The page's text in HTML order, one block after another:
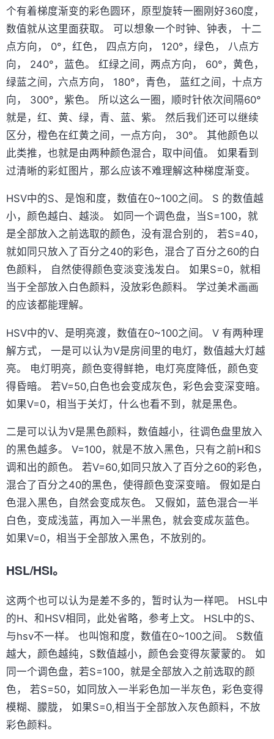
个有着梯度渐变的彩色圆环，原型旋转一圈刚好360度，
数值就从这里面获取。 可以想象一个时钟、钟表， 十二
点方向， 0°，红色， 四点方向， 120°，绿色， 八点方
向， 240°，蓝色。 红绿之间，两点方向， 60°，黄色，
绿蓝之间，六点方向， 180°，青色， 蓝红之间，十点方
向， 300°，紫色。 所以这么一圈，顺时针依次间隔60°
就是，红、黄、绿，青、蓝、紫。 然后我们还可以继续
区分，橙色在红黄之间，一点方向， 30°。 其他颜色以
此类推，也就是由两种颜色混合，取中间值。 如果看到
过清晰的彩虹图片，那么应该不难理解这种梯度渐变。
HSV中的S、是饱和度，数值在0~100之间。 S 的数值越
小，颜色越白、越淡。 如同一个调色盘，当S=100，就
是全部放入之前选取的颜色，没有混合别的， 若S=40，
就如同只放入了百分之40的彩色，混合了百分之60的白
色颜料， 自然使得颜色变淡变浅发白。 如果S=0，就相
当于全部放入白色颜料，没放彩色颜料。 学过美术画画
的应该都能理解。
HSV中的V、是明亮渡，数值在0~100之间。 V 有两种理
解方式， 一是可以认为V是房间里的电灯，数值越大灯越
亮。 电灯明亮，颜色变得鲜艳，电灯亮度降低，颜色变
得昏暗。 若V=50,白色也会变成灰色，彩色会变深变暗。
如果V=0，相当于关灯，什么也看不到，就是黑色。
二是可以认为V是黑色颜料，数值越小，往调色盘里放入
的黑色越多。 V=100，就是不放入黑色，只有之前H和S
调和出的颜色。 若V=60,如同只放入了百分之60的彩色，
混合了百分之40的黑色，使得颜色变深变暗。 假如是白
色混入黑色，自然会变成灰色。 又假如，蓝色混合一半
白色，变成浅蓝，再加入一半黑色，就会变成灰蓝色。
如果V=0，相当于全部放入黑色，不放别的。
HSL/HSI。
这两个也可以认为是差不多的，暂时认为一样吧。 HSL中
的H、和HSV相同，此处省略，参考上文。 HSL中的S、
与hsv不一样。 也叫饱和度，数值在0~100之间。 S数值
越大，颜色越纯，S数值越小，颜色会变得灰蒙蒙的。 如
同一个调色盘，若S=100，就是全部放入之前选取的颜
色， 若S=50，如同放入一半彩色加一半灰色，彩色变得
模糊、朦胧， 如果S=0,相当于全部放入灰色颜料，不放
彩色颜料。